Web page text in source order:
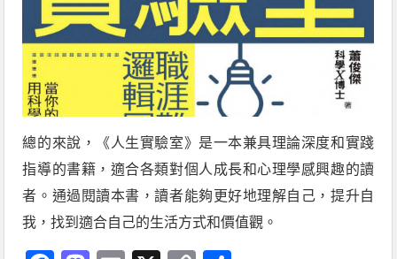
總的來說，《人生實驗室》是一本兼具理論深度和實踐
指導的書籍，適合各類對個人成長和心理學感興趣的讀
者。通過閱讀本書，讀者能夠更好地理解自己，提升自
我，找到適合自己的生活方式和價值觀。